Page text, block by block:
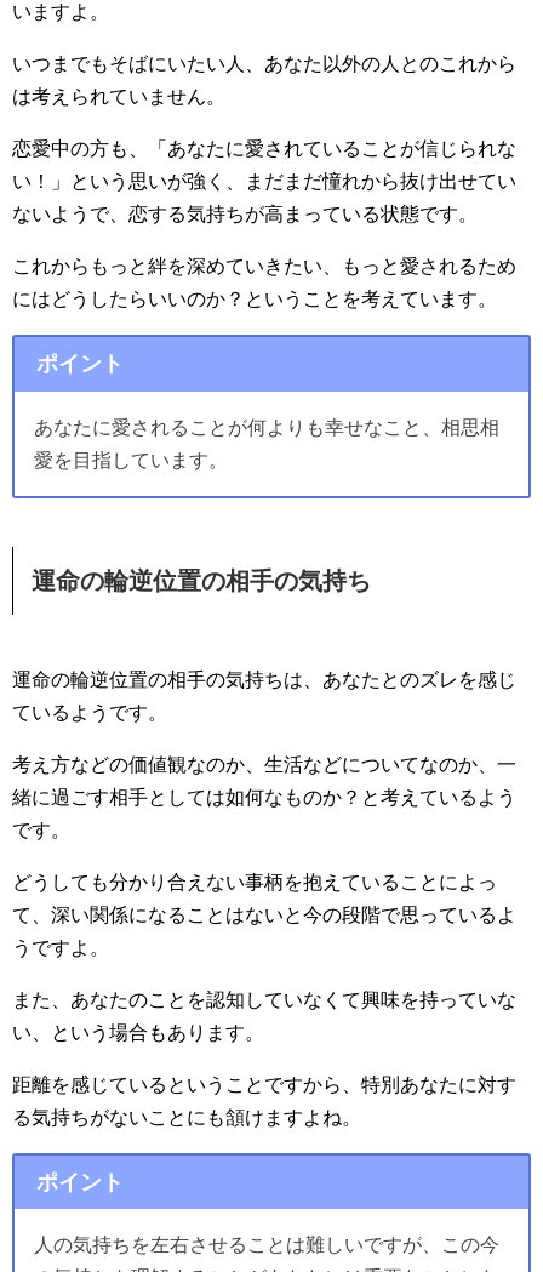
いますよ。
いつまでもそばにいたい人、あなた以外の人とのこれから
は考えられていません。
恋愛中の方も、「あなたに愛されていることが信じられな
い！」という思いが強く、まだまだ憧れから抜け出せてい
ないようで、恋する気持ちが高まっている状態です。
これからもっと絆を深めていきたい、もっと愛されるため
にはどうしたらいいのか？ということを考えています。
ポイント
あなたに愛されることが何よりも幸せなこと、相思相
愛を目指しています。
運命の輪逆位置の相手の気持ち
運命の輪逆位置の相手の気持ちは、あなたとのズレを感じ
ているようです。
考え方などの価値観なのか、生活などについてなのか、一
緒に過ごす相手としては如何なものか？と考えているよう
です。
どうしても分かり合えない事柄を抱えていることによっ
て、深い関係になることはないと今の段階で思っているよ
うですよ。
また、あなたのことを認知していなくて興味を持っていな
い、という場合もあります。
距離を感じているということですから、特別あなたに対す
る気持ちがないことにも頷けますよね。
ポイント
人の気持ちを左右させることは難しいですが、この今